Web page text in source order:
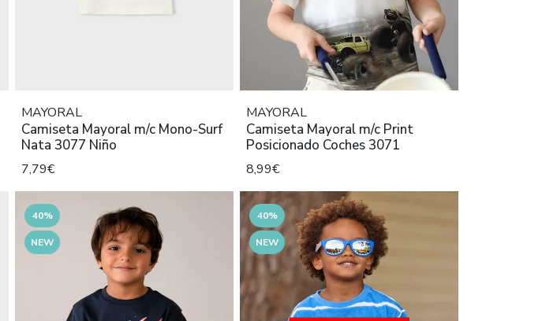
MAYORAL
Camiseta Mayoral m/c Mono-Surf
Nata 3077 Niño
7,79€
MAYORAL
Camiseta Mayoral m/c Print
Posicionado Coches 3071
8,99€
40%
NEW
40%
NEW